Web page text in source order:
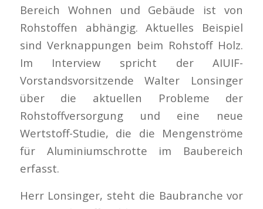
Bereich Wohnen und Gebäude ist von
Rohstoffen abhängig. Aktuelles Beispiel
sind Verknappungen beim Rohstoff Holz.
Im Interview spricht der AIUIF-
Vorstandsvorsitzende Walter Lonsinger
über die aktuellen Probleme der
Rohstoffversorgung und eine neue
Wertstoff-Studie, die die Mengenströme
für Aluminiumschrotte im Baubereich
erfasst.
Herr Lonsinger, steht die Baubranche vor